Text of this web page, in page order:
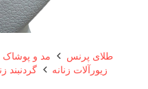
طلای پرنس مد و پوشاک
زیورآلات زنانه
گردنبند